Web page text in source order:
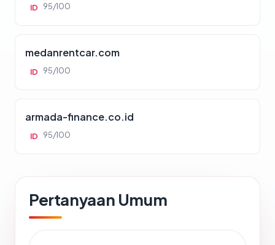
ID 95/100
medanrentcar.com
ID 95/100
armada-finance.co.id
ID 95/100
Pertanyaan Umum